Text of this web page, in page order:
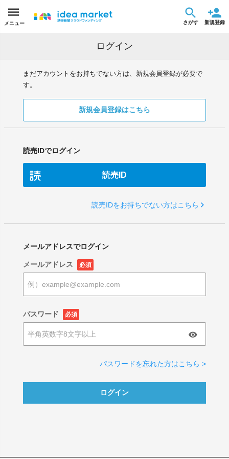
メニュー さがす 新規登録
ログイン
まだアカウントをお持ちでない方は、新規会員登録が必要で
す。
新規会員登録はこちら
読売IDでログイン
読売ID
読売IDをお持ちでない方はこちら
メールアドレスでログイン
メールアドレス 必須
パスワード 必須
パスワードを忘れた方はこちら >
ログイン